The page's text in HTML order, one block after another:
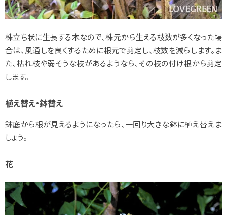
株立ち状に生長する木なので、株元から生える枝数が多くなった場
合は、風通しを良くするために根元で剪定し、枝数を減らします。ま
た、枯れ枝や弱そうな枝があるようなら、その枝の付け根から剪定
します。
植え替え・鉢替え
鉢底から根が見えるようになったら、一回り大きな鉢に植え替えま
しょう。
花